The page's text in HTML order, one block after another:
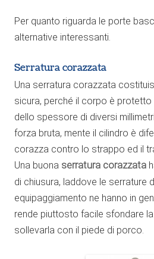
Per quanto riguarda le porte
alternative interessanti.
Serratura corazzata
Una serratura corazzata
sicura, perché il corpo è
dello spessore di diversi
forza bruta, mente il cilindro è
corazza contro lo strappo ed il
Una buona serratura corazzata
di chiusura, laddove le serrature
equipaggiamento ne hanno in
rende piuttosto facile sfondare
sollevarla con il piede di porco.